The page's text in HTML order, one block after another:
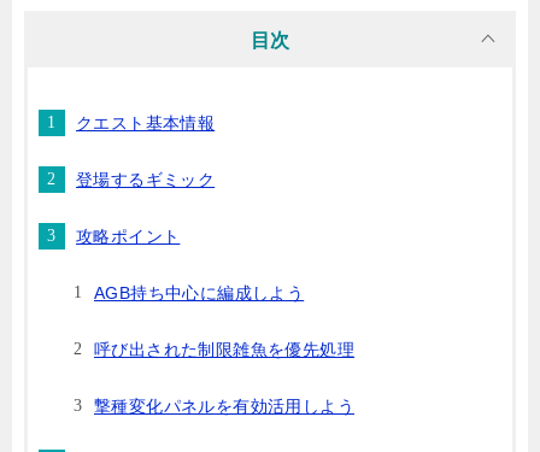
目次
クエスト基本情報
登場するギミック
攻略ポイント
AGB持ち中心に編成しよう
呼び出された制限雑魚を優先処理
撃種変化パネルを有効活用しよう